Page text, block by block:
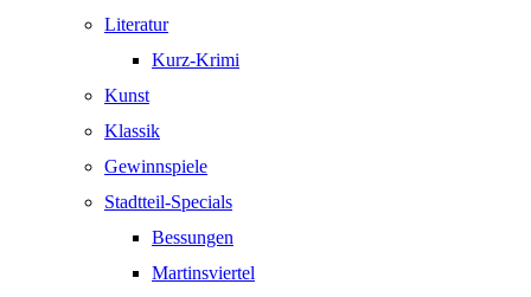
Literatur
Kurz-Krimi
Kunst
Klassik
Gewinnspiele
Stadtteil-Specials
Bessungen
Martinsviertel